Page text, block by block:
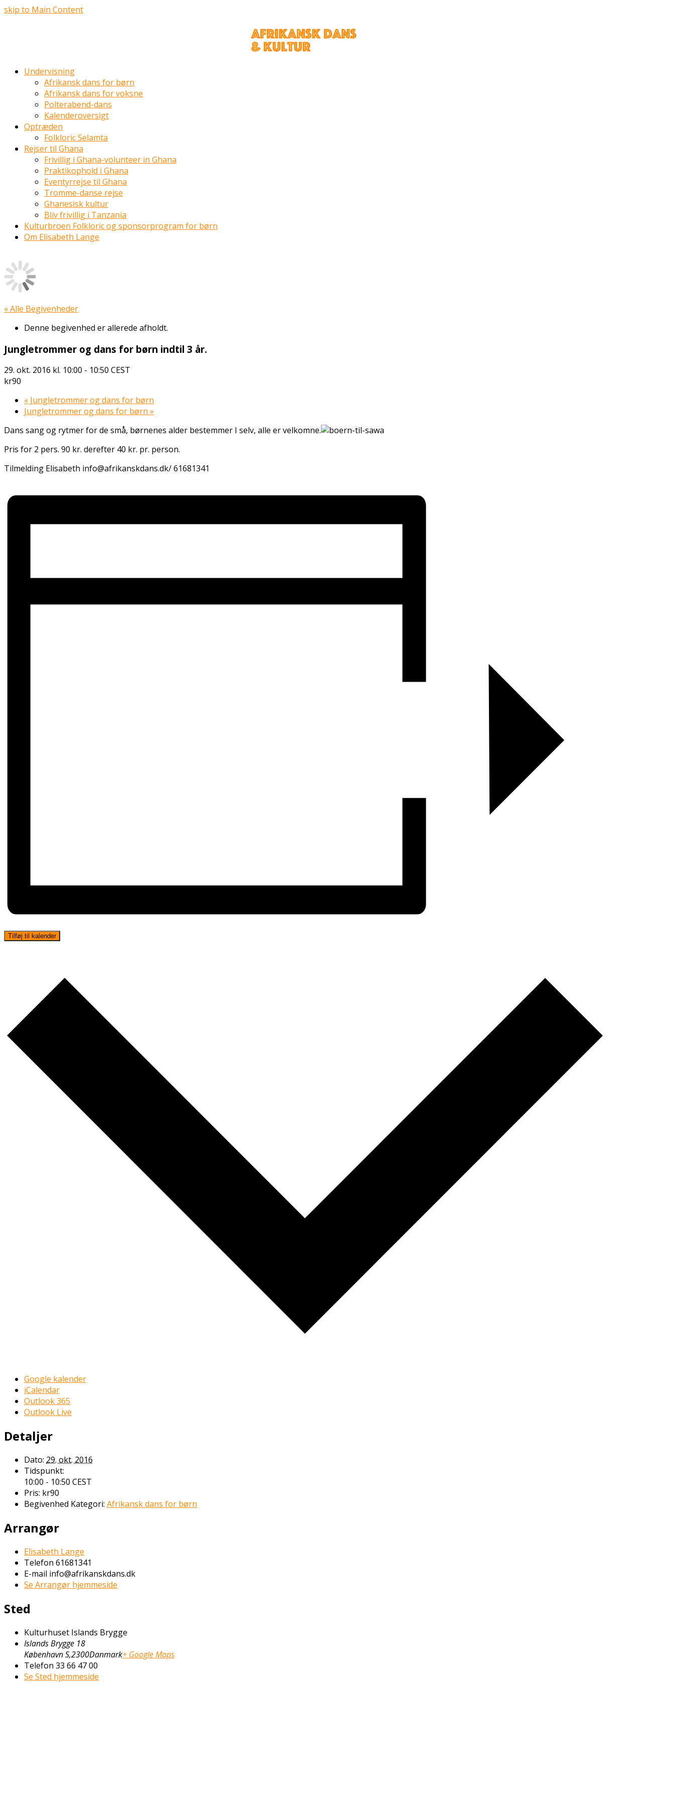
skip to Main Content
Undervisning
Afrikansk dans for børn
Afrikansk dans for voksne
Polterabend-dans
Kalenderoversigt
Optræden
Folkloric Selamta
Rejser til Ghana
Frivillig i Ghana-volunteer in Ghana
Praktikophold i Ghana
Eventyrrejse til Ghana
Tromme-danse rejse
Ghanesisk kultur
Bliv frivillig i Tanzania
Kulturbroen Folkloric og sponsorprogram for børn
Om Elisabeth Lange
« Alle Begivenheder
Denne begivenhed er allerede afholdt.
Jungletrommer og dans for børn indtil 3 år.
29. okt. 2016 kl. 10:00 - 10:50 CEST
kr90
« Jungletrommer og dans for børn
Jungletrommer og dans for børn »
Dans sang og rytmer for de små, børnenes alder bestemmer I selv, alle er velkomne.
Pris for 2 pers. 90 kr. derefter 40 kr. pr. person.
Tilmelding Elisabeth info@afrikanskdans.dk/ 61681341
Tilføj til kalender
Google kalender
iCalendar
Outlook 365
Outlook Live
Detaljer
Dato: 29. okt. 2016
Tidspunkt:
10:00 - 10:50 CEST
Pris: kr90
Begivenhed Kategori: Afrikansk dans for børn
Arrangør
Elisabeth Lange
Telefon 61681341
E-mail info@afrikanskdans.dk
Se Arrangør hjemmeside
Sted
Kulturhuset Islands Brygge
Islands Brygge 18
København S,2300Danmark+ Google Maps
Telefon 33 66 47 00
Se Sted hjemmeside